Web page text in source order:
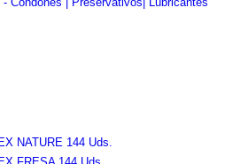
NATURE 144 Uds.